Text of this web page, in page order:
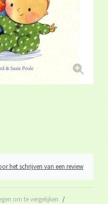
het schrijven van een review
om te vergelijken /